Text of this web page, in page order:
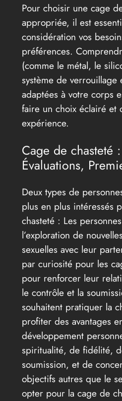
Pour choisir une cage
appropriée, il est
considération vos
préférences.
(comme le métal, le
système de verrouillage
adaptées à votre corps
faire un choix éclairé et
expérience.
Cage de chasteté
Évaluations,
Deux types de
plus en plus intéressés
chasteté : Les
l’exploration de
sexuelles avec leur
par curiosité pour les
pour renforcer leur
le contrôle et la
souhaitent pratiquer la
profiter des avantages
développement
spiritualité, de fidélité,
soumission, et de
objectifs autres que le
opter pour la cage de